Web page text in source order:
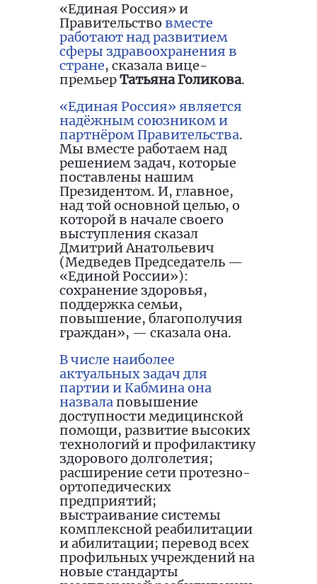
«Единая Россия» и
Правительство вместе
работают над развитием
сферы здравоохранения в
стране, сказала вице-
премьерТатьяна Голикова.
«Единая Россия» является
надёжным союзником и
партнёром Правительства.
Мы вместе работаем над
решением задач, которые
поставлены нашим
Президентом. И, главное,
над той основной целью, о
которой в начале своего
выступления сказал
Дмитрий Анатольевич
(Медведев Председатель —
«Единой России»):
сохранение здоровья,
поддержка семьи,
повышение, благополучия
граждан», — сказала она.
В числе наиболее
актуальных задач для
партии и Кабмина она
назвала повышение
доступности медицинской
помощи, развитие высоких
технологий и профилактику
здорового долголетия️;
расширение сети протезно-
ортопедических
предприятий;
выстраивание системы
комплексной реабилитации
и абилитации; перевод всех
профильных учреждений на
новые стандарты